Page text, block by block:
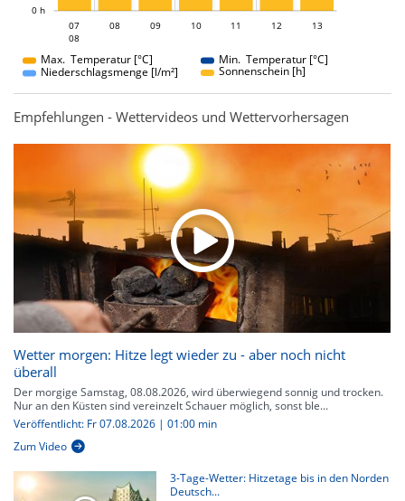
0 h
07
07
08
08 09 10 11 12 13
Max. Temperatur [°C]
Min. Temperatur [°C]
Niederschlagsmenge [l/m²]
Sonnenschein [h]
Empfehlungen - Wettervideos und Wettervorhersagen
Wetter morgen: Hitze legt wieder zu - aber noch nicht
überall
Der morgige Samstag, 08.08.2026, wird überwiegend sonnig und trocken.
Nur an den Küsten sind vereinzelt Schauer möglich, sonst ble...
Veröffentlicht: Fr 07.08.2026 | 01:00 min
Zum Video
3-Tage-Wetter: Hitzetage bis in den Norden
Deutsch...